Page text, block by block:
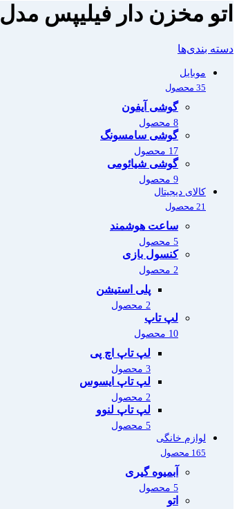
اتو مخزن دار فیلیپس مدل GC9660
دسته بندی‌ها
موبایل
35 محصول
گوشی آیفون
8 محصول
گوشی سامسونگ
17 محصول
گوشی شیائومی
9 محصول
کالای دیجیتال
21 محصول
ساعت هوشمند
5 محصول
کنسول بازی
2 محصول
پلی استیشن
2 محصول
لپ تاپ
10 محصول
لپ تاپ اچ پی
3 محصول
لپ تاپ ایسوس
2 محصول
لپ تاپ لنوو
5 محصول
لوازم خانگی
165 محصول
آبمیوه گیری
5 محصول
اتو